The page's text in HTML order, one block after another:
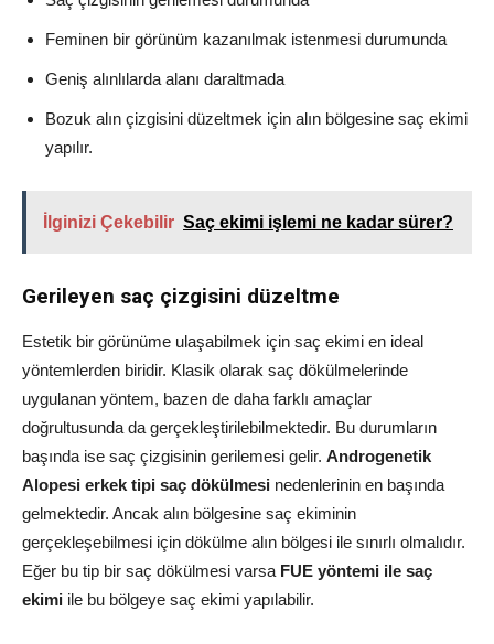
Feminen bir görünüm kazanılmak istenmesi durumunda
Geniş alınlılarda alanı daraltmada
Bozuk alın çizgisini düzeltmek için alın bölgesine saç ekimi
yapılır.
İlginizi Çekebilir Saç ekimi işlemi ne kadar sürer?
Gerileyen saç çizgisini düzeltme
Estetik bir görünüme ulaşabilmek için saç ekimi en ideal
yöntemlerden biridir. Klasik olarak saç dökülmelerinde
uygulanan yöntem, bazen de daha farklı amaçlar
doğrultusunda da gerçekleştirilebilmektedir. Bu durumların
başında ise saç çizgisinin gerilemesi gelir. Androgenetik
Alopesi erkek tipi saç dökülmesi nedenlerinin en başında
gelmektedir. Ancak alın bölgesine saç ekiminin
gerçekleşebilmesi için dökülme alın bölgesi ile sınırlı olmalıdır.
Eğer bu tip bir saç dökülmesi varsa FUE yöntemi ile saç
ekimi ile bu bölgeye saç ekimi yapılabilir.